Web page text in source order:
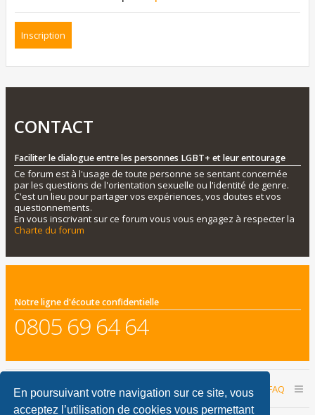
En poursuivant votre navigation sur ce site, vous
acceptez l’utilisation de cookies vous permettant
Inscription
CONTACT
Faciliter le dialogue entre les personnes LGBT+ et leur entourage
Ce forum est à l'usage de toute personne se sentant concernée
par les questions de l'orientation sexuelle ou l'identité de genre.
C'est un lieu pour partager vos expériences, vos doutes et vos
questionnements.
En vous inscrivant sur ce forum vous vous engagez à respecter la
Charte du forum
Notre ligne d'écoute confidentielle
0805 69 64 64
Accueil du forum FAQ
Nous contacter